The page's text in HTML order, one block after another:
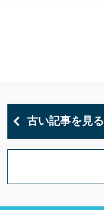
古い記事を見る